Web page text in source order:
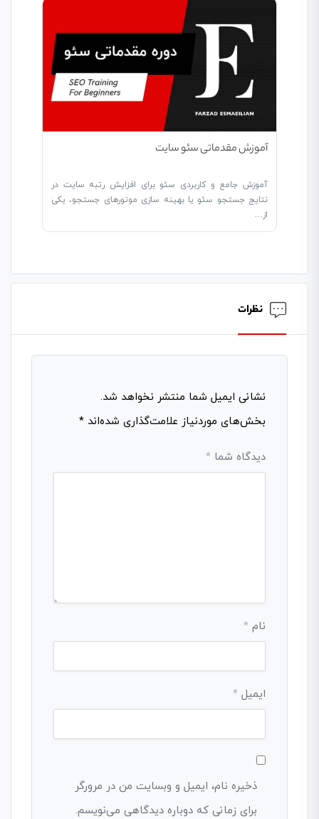
آموزش مقدماتی سئو سایت
آموزش جامع و کاربردی سئو برای افزایش رتبه سایت در
نتایج جستجو سئو یا بهینه سازی موتورهای جستجو، یکی
از…
نظرات
نشانی ایمیل شما منتشر نخواهد شد.
بخش‌های موردنیاز علامت‌گذاری شده‌اند *
دیدگاه شما *
نام *
ایمیل *
ذخیره نام، ایمیل و وبسایت من در مرورگر
برای زمانی که دوباره دیدگاهی می‌نویسم.